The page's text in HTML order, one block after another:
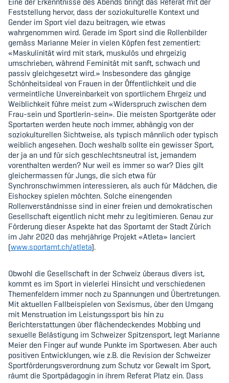
Feststellung hervor, dass der soziokulturelle Kontext und
Gender im Sport viel dazu beitragen, wie etwas
wahrgenommen wird. Gerade im Sport sind die Rollenbilder
gemäss Marianne Meier in vielen Köpfen fest zementiert:
«Maskulinität wird mit stark, muskulös und ehrgeizig
umschrieben, während Feminität mit sanft, schwach und
passiv gleichgesetzt wird.» Insbesondere das gängige
Schönheitsideal von Frauen in der Öffentlichkeit und die
vermeintliche Unvereinbarkeit von sportlichem Ehrgeiz und
Weiblichkeit führe meist zum «Widerspruch zwischen dem
Frau-sein und Sportlerin-sein». Die meisten Sportgeräte oder
Sportarten werden heute noch immer, abhängig von der
soziokulturellen Sichtweise, als typisch männlich oder typisch
weiblich angesehen. Doch weshalb sollte ein gewisser Sport,
der ja an und für sich geschlechtsneutral ist, jemandem
vorenthalten werden? Nur weil es immer so war? Dies gilt
gleichermassen für Jungs, die sich etwa für
Synchronschwimmen interessieren, als auch für Mädchen, die
Eishockey spielen möchten. Solche einengenden
Rollenverständnisse sind in einer freien und demokratischen
Gesellschaft eigentlich nicht mehr zu legitimieren. Genau zur
Förderung dieser Aspekte hat das Sportamt der Stadt Zürich
im Jahr 2020 das mehrjährige Projekt «Atleta» lanciert
(www.sportamt.ch/atleta).
Obwohl die Gesellschaft in der Schweiz überaus divers ist,
kommt es im Sport in vielerlei Hinsicht und verschiedenen
Themenfeldern immer noch zu Spannungen und Übertretungen.
Mit aktuellen Fallbeispielen von Sexismus, über den Umgang
mit Menstruation im Leistungssport bis hin zu
Berichterstattungen über flächendeckendes Mobbing und
sexuelle Belästigung im Schweizer Spitzensport, legt Marianne
Meier den Finger auf wunde Punkte im Sportwesen. Aber auch
positiven Entwicklungen, wie z.B. die Revision der Schweizer
Sportförderungsverordnung zum Schutz vor Gewalt im Sport,
räumt die Sportpädagogin in ihrem Referat Platz ein. Dass